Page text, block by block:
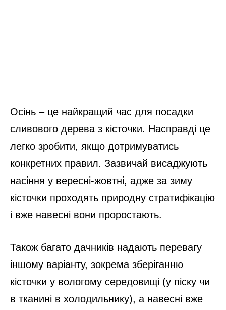
Осінь – це найкращий час для посадки
сливового дерева з кісточки. Насправді це
легко зробити, якщо дотримуватись
конкретних правил. Зазвичай висаджують
насіння у вересні-жовтні, адже за зиму
кісточки проходять природну стратифікацію
і вже навесні вони проростають.
Також багато дачників надають перевагу
іншому варіанту, зокрема зберіганню
кісточки у вологому середовищі (у піску чи
в тканині в холодильнику), а навесні вже